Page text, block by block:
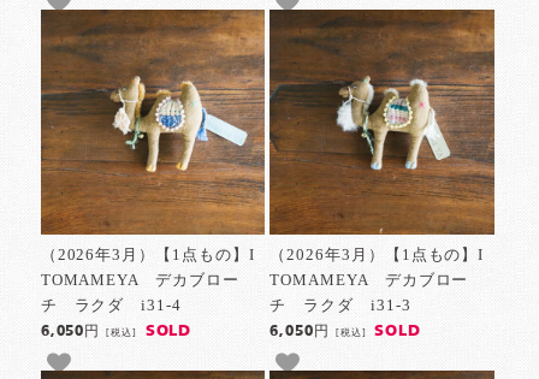
（2026年3月）【1点もの】I
TOMAMEYA デカブロー
チ ラクダ i31-4
6,050円[税込] SOLD
（2026年3月）【1点もの】I
TOMAMEYA デカブロー
チ ラクダ i31-3
6,050円 [税込] SOLD